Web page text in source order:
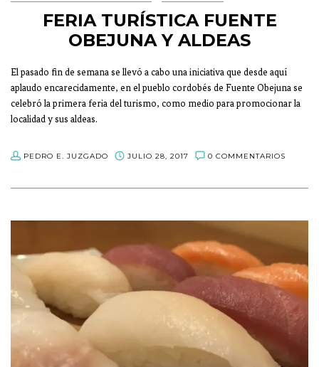
FERIA TURÍSTICA FUENTE
OBEJUNA Y ALDEAS
El pasado fin de semana se llevó a cabo una iniciativa que desde aquí
aplaudo encarecidamente, en el pueblo cordobés de Fuente Obejuna se
celebró la primera feria del turismo, como medio para promocionar la
localidad y sus aldeas.
PEDRO E. JUZGADO JULIO 28, 2017 0 COMMENTARIOS